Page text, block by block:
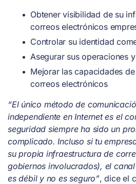
Obtener visibilidad de su
correos electrónicos
Controlar su identidad
Asegurar sus operaciones
Mejorar las capacidades
correos electrónicos
“El único método de
independiente en Internet es el
seguridad siempre ha sido un
complicado. Incluso si tu
su propia infraestructura de
gobiernos involucrados), el
es débil y no es seguro”, dice el